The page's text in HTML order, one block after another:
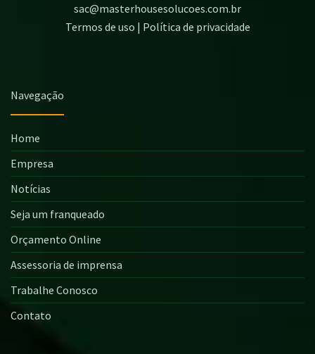
sac@masterhousesolucoes.com.br
Termos de uso | Política de privacidade
Navegação
Home
Empresa
Notícias
Seja um franqueado
Orçamento Online
Assessoria de imprensa
Trabalhe Conosco
Contato